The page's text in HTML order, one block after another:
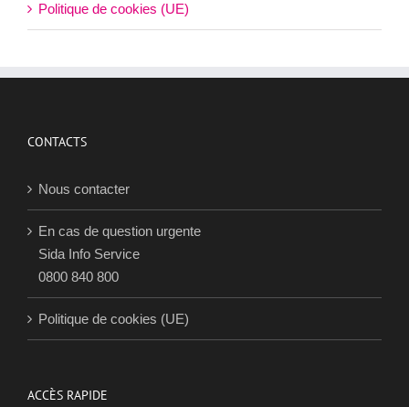
Politique de cookies (UE)
CONTACTS
Nous contacter
En cas de question urgente
Sida Info Service
0800 840 800
Politique de cookies (UE)
ACCÈS RAPIDE